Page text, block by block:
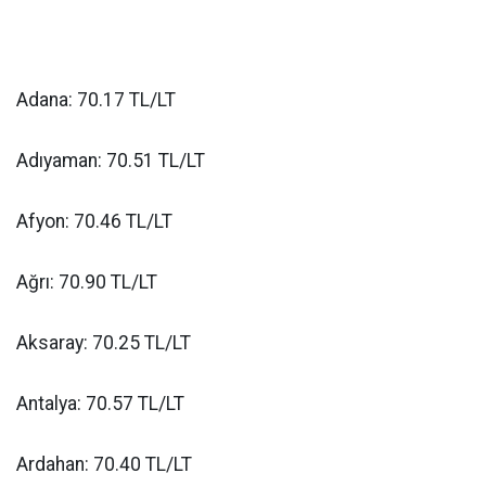
Adana: 70.17 TL/LT
Adıyaman: 70.51 TL/LT
Afyon: 70.46 TL/LT
Ağrı: 70.90 TL/LT
Aksaray: 70.25 TL/LT
Antalya: 70.57 TL/LT
Ardahan: 70.40 TL/LT